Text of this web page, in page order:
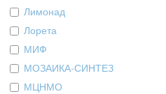
Лимонад
Лорета
МИФ
МОЗАИКА-СИНТЕЗ
МЦНМО